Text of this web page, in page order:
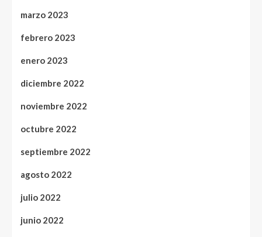
marzo 2023
febrero 2023
enero 2023
diciembre 2022
noviembre 2022
octubre 2022
septiembre 2022
agosto 2022
julio 2022
junio 2022